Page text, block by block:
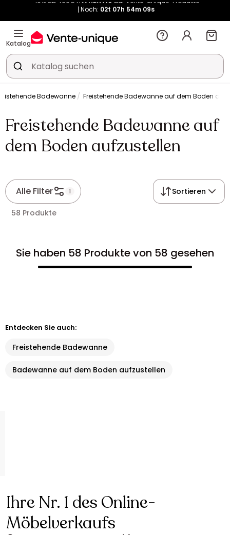
Noch:02t 07h 54m08s
Kauf-unique wird zu Vente-unique - Gleicher Shop, neuer Name!
auf Vente-unique-Produkte
Noch:02t08h
Katalog
Badewanne Freistehende Badewanne auf dem Boden
Freistehende Badewanne auf
dem Boden aufzustellen
Alle Filter 1 Sortieren
58 Produkte
Sie haben 58 Produkte von 58 gesehen
Entdecken Sie auch:
Freistehende Badewanne
Badewanne auf dem Boden aufzustellen
Ihre Nr. 1 des Online-
Möbelverkaufs